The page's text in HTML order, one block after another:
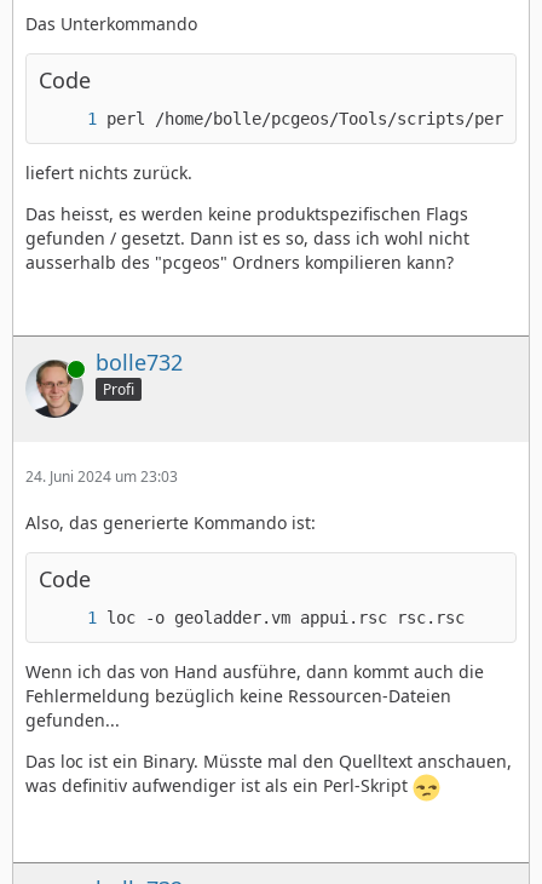
Das Unterkommando
Code
perl /home/bolle/pcgeos/Tools/scripts/perl/
liefert nichts zurück.
Das heisst, es werden keine produktspezifischen Flags
gefunden / gesetzt. Dann ist es so, dass ich wohl nicht
ausserhalb des "pcgeos" Ordners kompilieren kann?
Online bolle732
Profi
24. Juni 2024 um 23:03
Also, das generierte Kommando ist:
Code
loc -o geoladder.vm appui.rsc rsc.rsc
Wenn ich das von Hand ausführe, dann kommt auch die
Fehlermeldung bezüglich keine Ressourcen-Dateien
gefunden...
Das loc ist ein Binary. Müsste mal den Quelltext anschauen,
was definitiv aufwendiger ist als ein Perl-Skript